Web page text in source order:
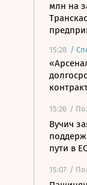
млн на
15:28 /
15:26 /
Вучич
пути в ЕС
15:07 /